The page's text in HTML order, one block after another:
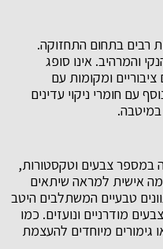
רבים בתחום התחזוקה.
והמרהיב. אינו סופג
ומקומות עם
עם חומרי ניקוי עדינים
במספר צבעים וטקסטורות,
אישית למראה שיתאים
טבעיים המשתלבים היטב
מודרניים ונועזים. כמו
גימורים מיוחדים להעצמת